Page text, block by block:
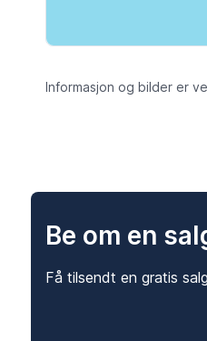
Informasjon og bilder er
Be om en
Få tilsendt en gratis